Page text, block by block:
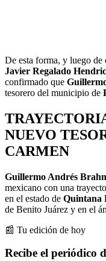
De esta forma, y luego de
Javier Regalado
confirmado que
tesorero del municipio de
NUEVO
CARMEN
Guillermo Andrés
mexicano con una
en el estado de Quintana
de Benito Juárez y en el
📰 Tu edición de hoy
Recibe el periódico